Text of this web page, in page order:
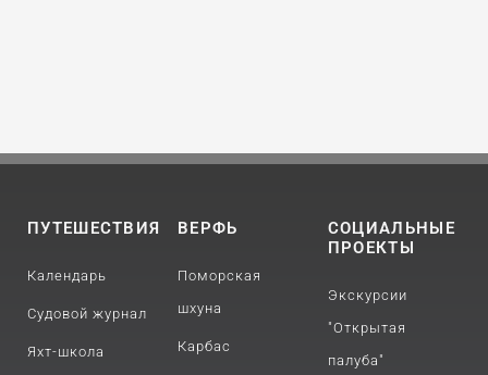
ПУТЕШЕСТВИЯ
Календарь
Судовой журнал
Яхт-школа
ВЕРФЬ
Поморская
шхуна
Карбас
СОЦИАЛЬНЫЕ
ПРОЕКТЫ
Экскурсии
"Открытая
палуба"